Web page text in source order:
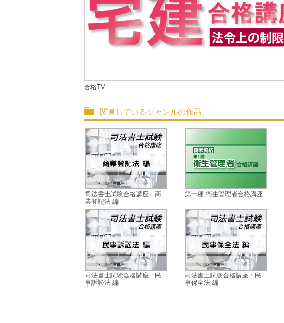
合格TV
関連しているジャンルの作品
司法書士試験合格講座：商
業登記法 編
司法書士試験合格講座：民
事訴訟法 編
第一種 衛生管理者合格講座
司法書士試験合格講座：民
事保全法 編